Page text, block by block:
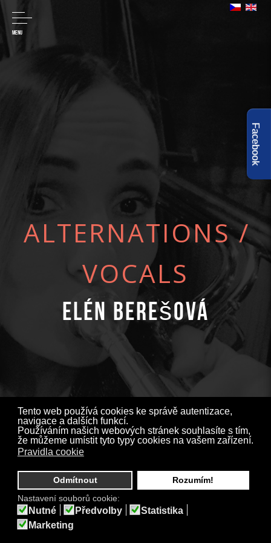
Tento web používá cookies ke správě autentizace,
navigace a dalších funkcí.
Používáním našich webových stránek souhlasíte s tím,
že můžeme umístit tyto typy cookies na vašem zařízení.
Pravidla cookie
Odmítnout
Rozumím!
Nastavení souborů cookie:
Nutné Předvolby
Statistika
Marketing
MENU
ALTERNATIONS/
VOCALS
Elén Berešová
Facebook